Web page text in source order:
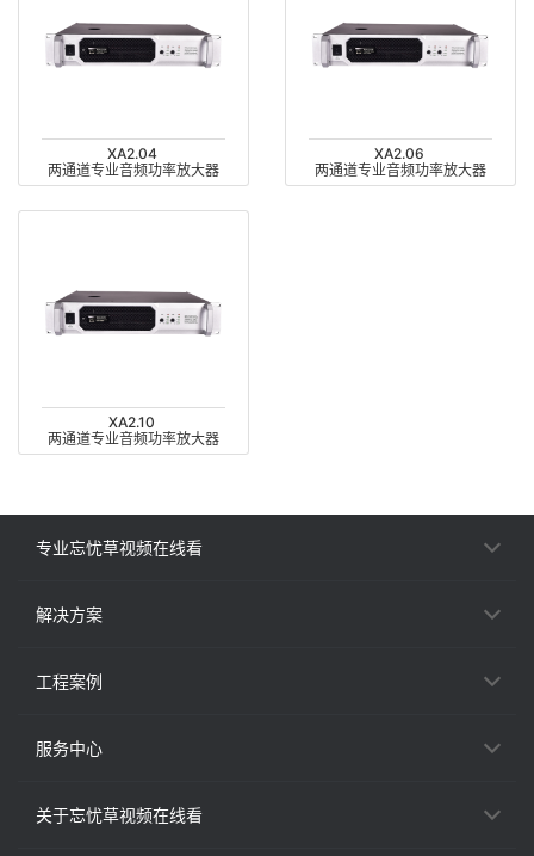
XA2.04
两通道专业音频功率放大器
XA2.06
两通道专业音频功率放大器
XA2.10
两通道专业音频功率放大器
专业忘忧草视频在线看
解决方案
工程案例
服务中心
关于忘忧草视频在线看